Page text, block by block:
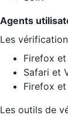
Agents
Les
Firefox et
Safari et
Firefox
Les outils de